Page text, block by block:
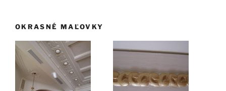
OKRASNÉ MAĽOVKY